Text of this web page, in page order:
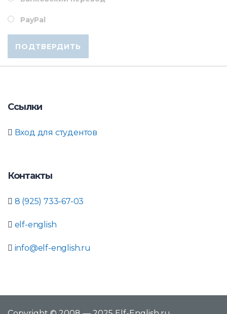
PayPal
ПОДТВЕРДИТЬ
Ссылки
Вход для студентов
Контакты
8 (925) 733-67-03
elf-english
info@elf-english.ru